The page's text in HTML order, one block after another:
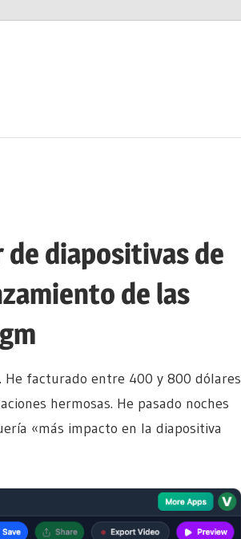
diapositivas de
de las
He facturado entre 400 y 800 dólares
hermosas. He pasado noches
«más impacto en la diapositiva